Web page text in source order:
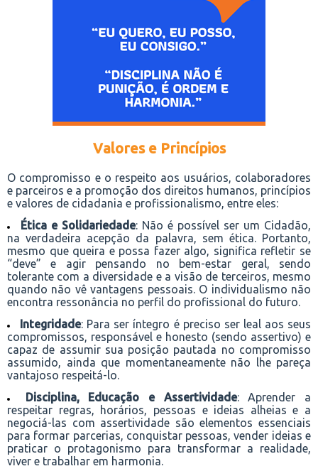
Valores e Princípios
O compromisso e o respeito aos usuários, colaboradores
e parceiros e a promoção dos direitos humanos, princípios
e valores de cidadania e profissionalismo, entre eles:
Ética e Solidariedade: Não é possível ser um Cidadão,
na verdadeira acepção da palavra, sem ética. Portanto,
mesmo que queira e possa fazer algo, significa refletir se
“deve” e agir pensando no bem-estar geral, sendo
tolerante com a diversidade e a visão de terceiros, mesmo
quando não vê vantagens pessoais. O individualismo não
encontra ressonância no perfil do profissional do futuro.
Integridade: Para ser íntegro é preciso ser leal aos seus
compromissos, responsável e honesto (sendo assertivo) e
capaz de assumir sua posição pautada no compromisso
assumido, ainda que momentaneamente não lhe pareça
vantajoso respeitá-lo.
Disciplina, Educação e Assertividade: Aprender a
respeitar regras, horários, pessoas e ideias alheias e a
negociá-las com assertividade são elementos essenciais
para formar parcerias, conquistar pessoas, vender ideias e
praticar o protagonismo para transformar a realidade,
viver e trabalhar em harmonia.